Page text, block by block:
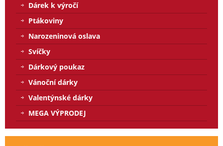
Dárek k výročí
Ptákoviny
Narozeninová oslava
Svíčky
Dárkový poukaz
Vánoční dárky
Valentýnské dárky
MEGA VÝPRODEJ